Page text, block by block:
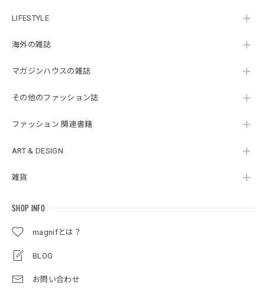
LIFESTYLE
海外の雑誌
マガジンハウスの雑誌
その他のファッション誌
ファッション 関連書籍
ART & DESIGN
雑貨
SHOP INFO
magnifとは？
BLOG
お問い合わせ